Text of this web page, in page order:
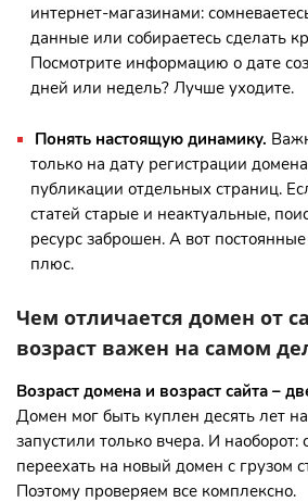
интернет-магазинами:
данные или собираетесь сделать
Посмотрите информацию о дате
дней или недель? Лучше уходите.
Понять настоящую динамику.
только на дату регистрации
публикации отдельных страниц.
статей старые и неактуальные,
ресурс заброшен. А вот
плюс.
Чем отличается домен от
возраст важен на самом
Возраст домена и возраст сайта –
Домен мог быть куплен десять лет
запустили только вчера. И наоборот:
переехать на новый домен с грузом
Поэтому проверяем все комплексно.